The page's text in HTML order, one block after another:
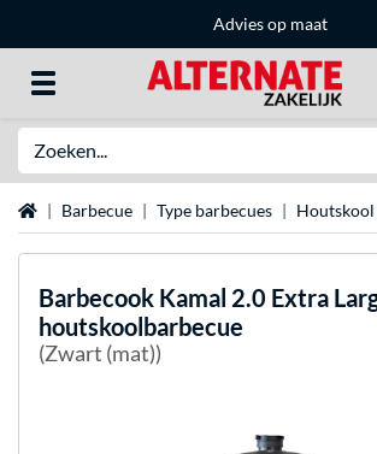
Advies op maat
Home Barbecue Type barbecues Houtskool
Barbecook Kamal 2.0 Extra
houtskoolbarbecue
(Zwart (mat))